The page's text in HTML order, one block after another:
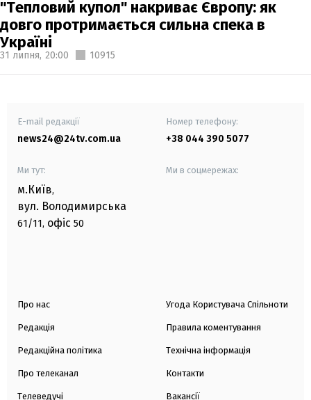
"Тепловий купол" накриває Європу: як
довго протримається сильна спека в
Україні
31 липня, 20:00 10915
E-mail редакції
news24@24tv.com.ua
Номер телефону:
+38 044 390 5077
Ми тут:
м.Київ,
вул. Володимирська
61/11, офіс 50
Ми в соцмережах:
Про нас
Редакція
Редакційна політика
Про телеканал
Телеведучі
Угода Користувача Спільноти
Правила коментування
Технічна інформація
Контакти
Вакансії